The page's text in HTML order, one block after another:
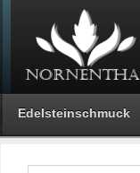
Edelsteinschmuck